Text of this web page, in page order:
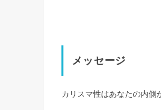
メッセージ
カリスマ性はあなたの内側